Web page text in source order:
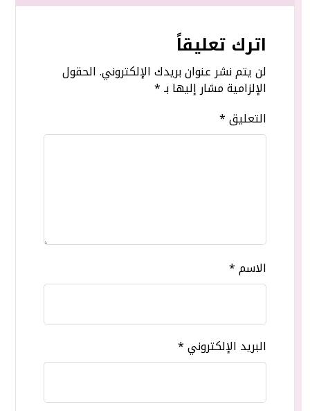
اترك تعليقاً
لن يتم نشر عنوان بريدك الإلكتروني.الحقول
الإلزامية مشار إليها بـ*
التعليق*
الاسم*
البريد الإلكتروني*